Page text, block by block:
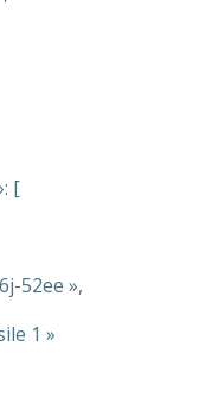
[
52ee »,
1 »